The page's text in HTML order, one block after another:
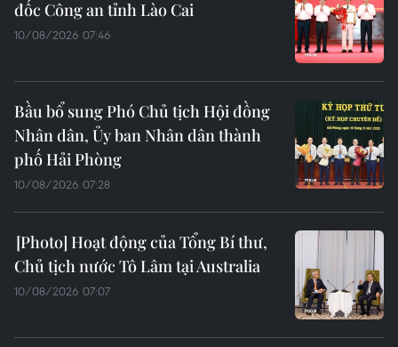
đốc Công an tỉnh Lào Cai
10/08/2026 07:46
Bầu bổ sung Phó Chủ tịch Hội đồng
Nhân dân, Ủy ban Nhân dân thành
phố Hải Phòng
10/08/2026 07:28
Hoạt động của Tổng Bí thư,
Chủ tịch nước Tô Lâm tại Australia
10/08/2026 07:07